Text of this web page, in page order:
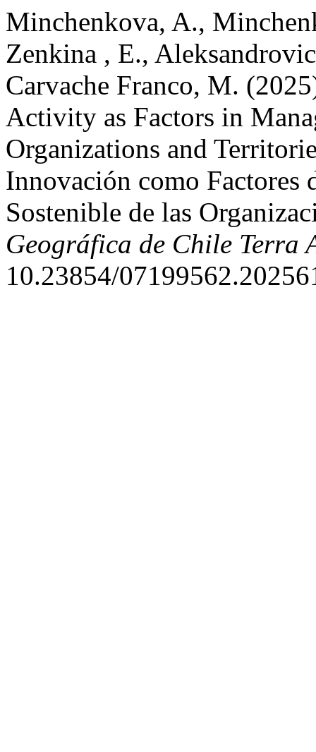
Minchenkova, A.,
Zenkina , E.,
Carvache Franco, M.
Activity as Factors in
Organizations and
Innovación como Factores
Sostenible de las
Geográfica de Chile Terra
10.23854/